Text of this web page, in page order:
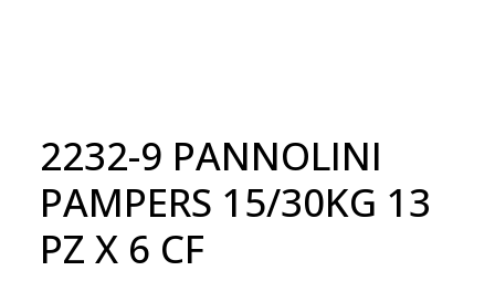
2232-9 PANNOLINI
PAMPERS 15/30KG 13
PZ X 6 CF